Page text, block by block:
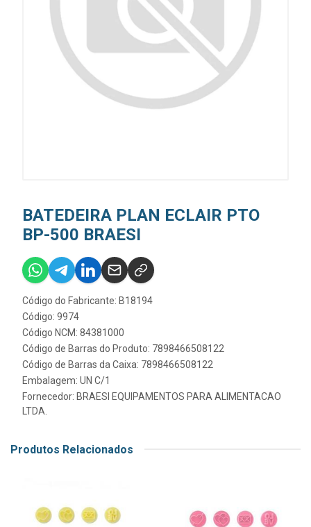
BATEDEIRA PLAN ECLAIR PTO
BP-500 BRAESI
Código do Fabricante: B18194
Código: 9974
Código NCM: 84381000
Código de Barras do Produto: 7898466508122
Código de Barras da Caixa: 7898466508122
Embalagem: UN C/1
Fornecedor: BRAESI EQUIPAMENTOS PARA ALIMENTACAO
LTDA.
Produtos Relacionados